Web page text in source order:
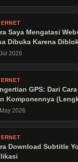
Saya Mengatasi
Dibuka Karena
2026
GPS: Dari
Komponennya
2026
Download Subtitle